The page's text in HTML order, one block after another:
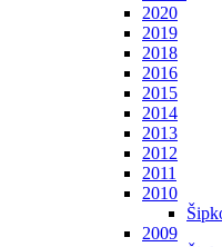
2020
2019
2018
2016
2015
2014
2013
2012
2011
2010
2009